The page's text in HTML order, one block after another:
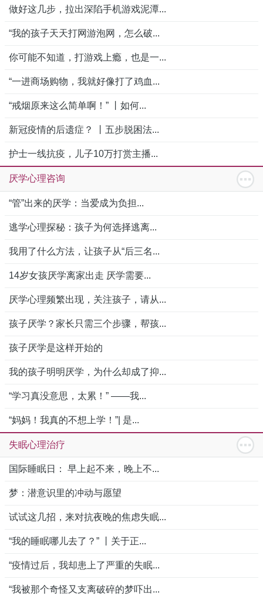
做好这几步，拉出深陷手机游戏泥潭...
“我的孩子天天打网游泡网，怎么破...
你可能不知道，打游戏上瘾，也是一...
“一进商场购物，我就好像打了鸡血...
“戒烟原来这么简单啊！” 丨如何...
新冠疫情的后遗症？ 丨五步脱困法...
护士一线抗疫，儿子10万打赏主播...
厌学心理咨询
“管”出来的厌学：当爱成为负担...
逃学心理探秘：孩子为何选择逃离...
我用了什么方法，让孩子从“后三名...
14岁女孩厌学离家出走 厌学需要...
厌学心理频繁出现，关注孩子，请从...
孩子厌学？家长只需三个步骤，帮孩...
孩子厌学是这样开始的
我的孩子明明厌学，为什么却成了抑...
“学习真没意思，太累！” ——我...
“妈妈！我真的不想上学！”| 是...
失眠心理治疗
国际睡眠日： 早上起不来，晚上不...
梦：潜意识里的冲动与愿望
试试这几招，来对抗夜晚的焦虑失眠...
“我的睡眠哪儿去了？” 丨关于正...
“疫情过后，我却患上了严重的失眠...
“我被那个奇怪又支离破碎的梦吓出...